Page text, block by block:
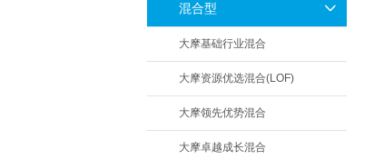
混合型
大摩基础行业混合
大摩资源优选混合(LOF)
大摩领先优势混合
大摩卓越成长混合